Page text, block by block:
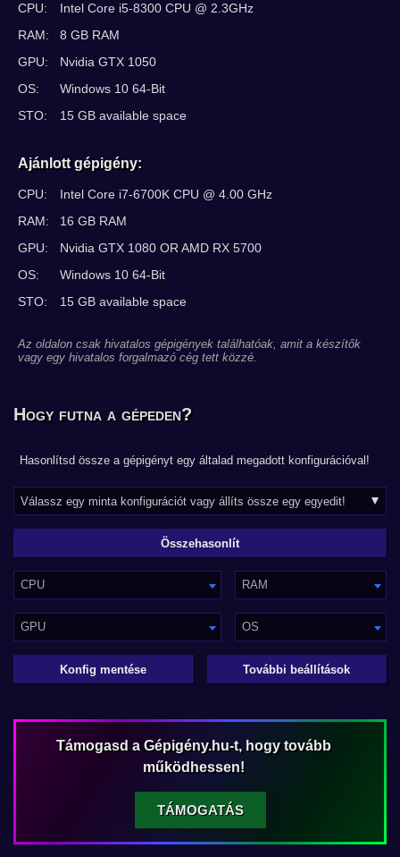
CPU:
Intel Core i5-8300 CPU @ 2.3GHz
RAM:
8 GB RAM
GPU:
Nvidia GTX 1050
OS:
Windows 10 64-Bit
STO:
15 GB available space
Ajánlott gépigény:
CPU:
Intel Core i7-6700K CPU @ 4.00 GHz
RAM:
16 GB RAM
GPU:
Nvidia GTX 1080 OR AMD RX 5700
OS:
Windows 10 64-Bit
STO:
15 GB available space
Az oldalon csak hivatalos gépigények találhatóak, amit a készítők
vagy egy hivatalos forgalmazó cég tett közzé.
Hogy futna a gépeden?
Hasonlítsd össze a gépigényt egy általad megadott konfigurációval!
CPU RAM
GPU OS
Konfig mentése További beállítások
Támogasd a Gépigény.hu-t, hogy tovább
működhessen!
TÁMOGATÁS